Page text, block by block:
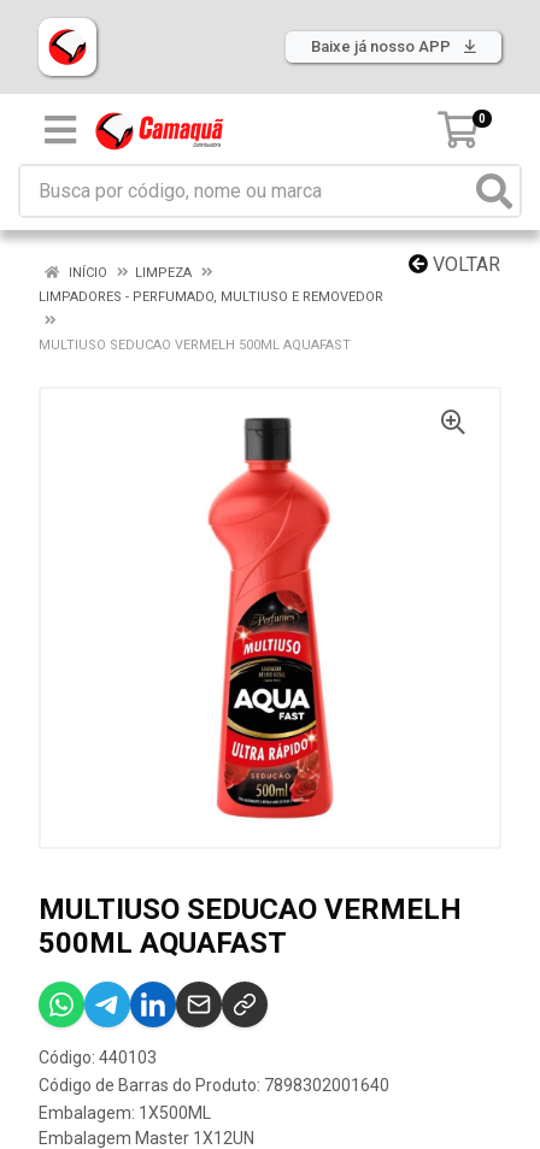
Baixe já nosso APP
0
VOLTAR
INÍCIO
LIMPEZA
LIMPADORES - PERFUMADO, MULTIUSO E REMOVEDOR
MULTIUSO SEDUCAO VERMELH 500ML AQUAFAST
MULTIUSO SEDUCAO VERMELH
500ML AQUAFAST
Código: 440103
Código de Barras do Produto: 7898302001640
Embalagem: 1X500ML
Embalagem Master 1X12UN